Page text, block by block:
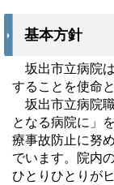
基本方針
坂出市立病院
することを使命
坂出市立病院
となる病院に」
療事故防止に努
でいます。院内
ひとりひとりが